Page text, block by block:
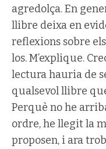
agredolça. En
llibre deixa en
reflexions sobre
los. M’explique.
lectura hauria de
qualsevol llibre
Perquè no he
ordre, he llegit la
proposen, i ara